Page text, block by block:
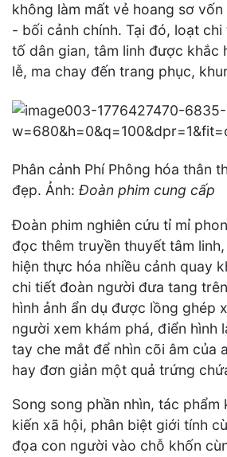
không làm mất vẻ hoang sơ
- bối cảnh chính. Tại đó, loạt chi
tố dân gian, tâm linh được khắc
lễ, ma chay đến trang phục,
Phân cảnh Phí Phông hóa thân
đẹp. Ảnh: Đoàn phim cung cấp
Đoàn phim nghiên cứu tỉ mỉ
đọc thêm truyền thuyết tâm
hiện thực hóa nhiều cảnh quay
chi tiết đoàn người đưa tang
hình ảnh ẩn dụ được lồng ghép
người xem khám phá, điển hình
tay che mắt để nhìn cõi âm của
hay đơn giản một quả trứng
Song song phần nhìn, tác phẩm
kiến xã hội, phân biệt giới tính
đọa con người vào chỗ khốn